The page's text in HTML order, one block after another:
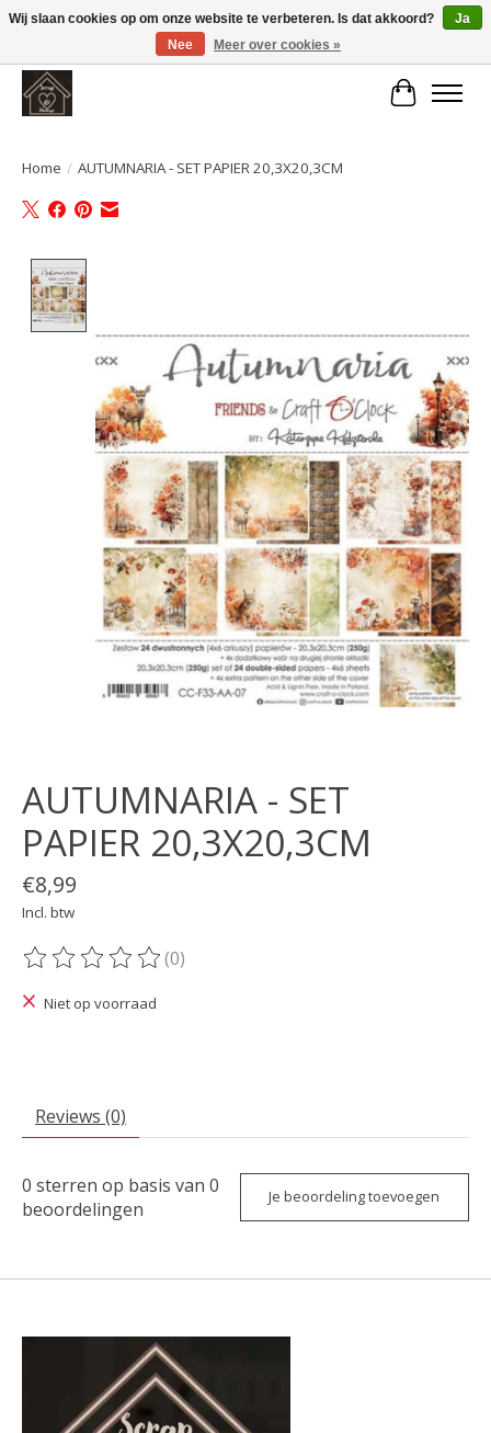
Large selection of products and fast shipping!
Home / AUTUMNARIA - SET PAPIER 20,3X20,3CM
AUTUMNARIA - SET
PAPIER 20,3X20,3CM
€8,99
Incl. btw
De beoordeling van dit product is
(0)
Niet op voorraad
Reviews (0)
0 sterren op basis van 0
beoordelingen
Je beoordeling toevoegen
Wij slaan cookies op om onze website te verbeteren. Is dat akkoord?
Ja
Nee
Meer over cookies »